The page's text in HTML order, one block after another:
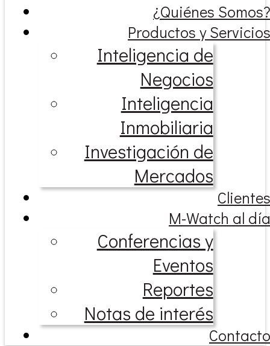
¿Quiénes Somos?
Productos y Servicios
Inteligencia de
Negocios
Inteligencia
Inmobiliaria
Investigación de
Mercados
Clientes
M-Watch al día
Conferencias y
Eventos
Reportes
Notas de interés
Contacto